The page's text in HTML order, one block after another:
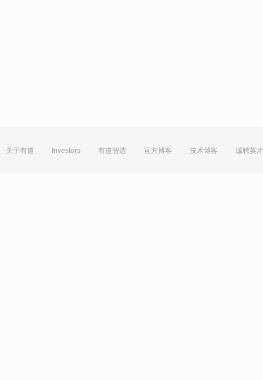
关于有道 Investors 有道智选 官方博客 技术博客 诚聘英才